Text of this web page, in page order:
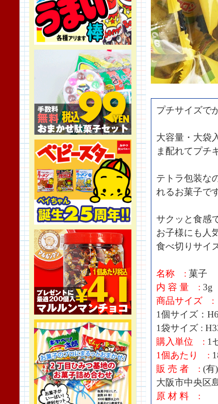
プチサイズで
大容量・大袋
ま配れてプチ
テトラ包装な
れるお菓子で
サクッと食感
お子様にも人
食べ切りサイ
名称 : 菓子
内 容 量 : 3g
商品サイズ :
1個サイズ：
1袋サイズ :
購入単位 : 1
1個あたり :
販 売 者 : (有
大阪市中央区
原 材 料 :